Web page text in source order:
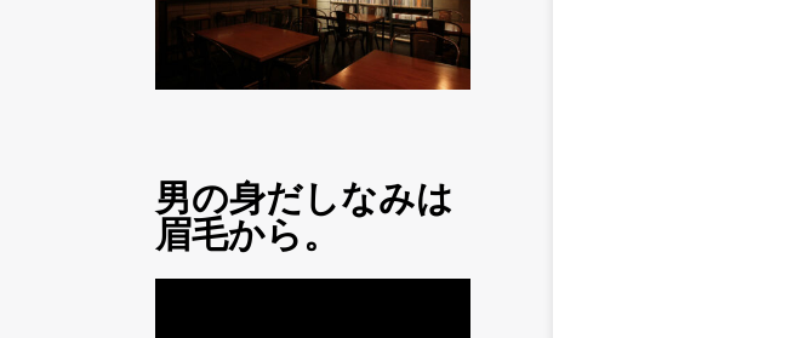
男の身だしなみは
眉毛から。